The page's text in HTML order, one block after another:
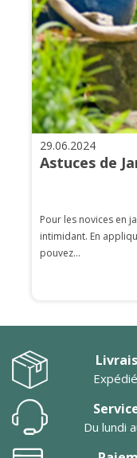
29.06.2024
Astuces de
Pour les novices en
intimidant. En
pouvez...
Du lundi